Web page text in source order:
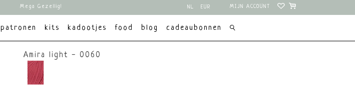
Mega Gezellig!
NL
EUR
MIJN ACCOUNT
patronen kits kadootjes food blog cadeaubonnen
Amira light - 0060